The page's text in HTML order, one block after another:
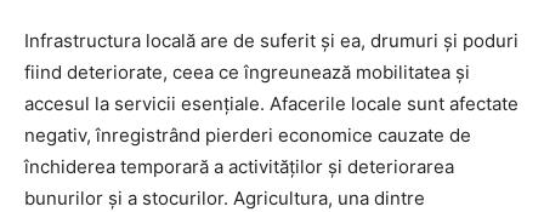
Infrastructura locală are de suferit și ea, drumuri și poduri
fiind deteriorate, ceea ce îngreunează mobilitatea și
accesul la servicii esențiale. Afacerile locale sunt afectate
negativ, înregistrând pierderi economice cauzate de
închiderea temporară a activităților și deteriorarea
bunurilor și a stocurilor. Agricultura, una dintre